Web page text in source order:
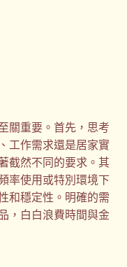
關重要。首先，思考
工作需求還是居家實
截然不同的要求。其
率使用或特別環境下
和穩定性。明確的需
，白白浪費時間與金